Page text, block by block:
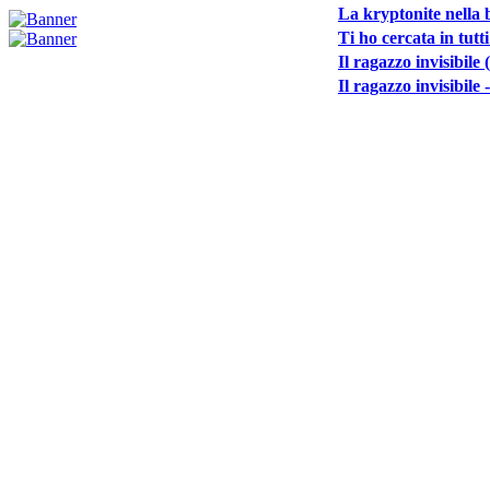
La kryptonite nella
Ti ho cercata in
Il ragazzo invisibile
Il ragazzo invisibile